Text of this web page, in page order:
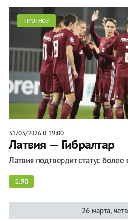
ПРОГНОЗ
31/03/2026 В 19:00
Латвия — Гибралтар
Латвия подтвердит статус
1.90
26 марта,